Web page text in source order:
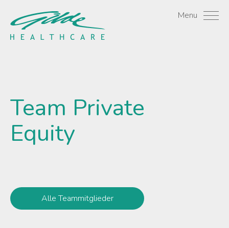
Camille Sinkora - Gilde
Menu
Team Private
Equity
Alle Teammitglieder